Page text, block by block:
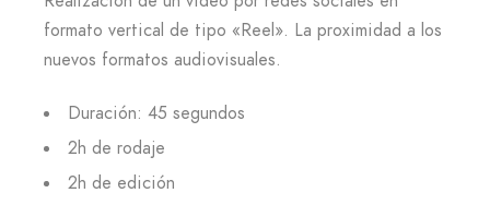
formato vertical de tipo «Reel». La proximidad a los
nuevos formatos audiovisuales.
Duración: 45 segundos
2h de rodaje
2h de edición